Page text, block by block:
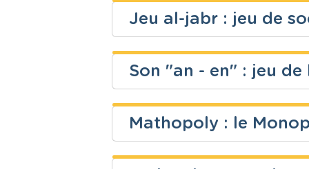
Fondamental Ressources
Secondaire Ressources
Jeu al-jabr : jeu de
Secondaire
Son "an - en" : jeu de
Fondamental Français
Mathopoly : le